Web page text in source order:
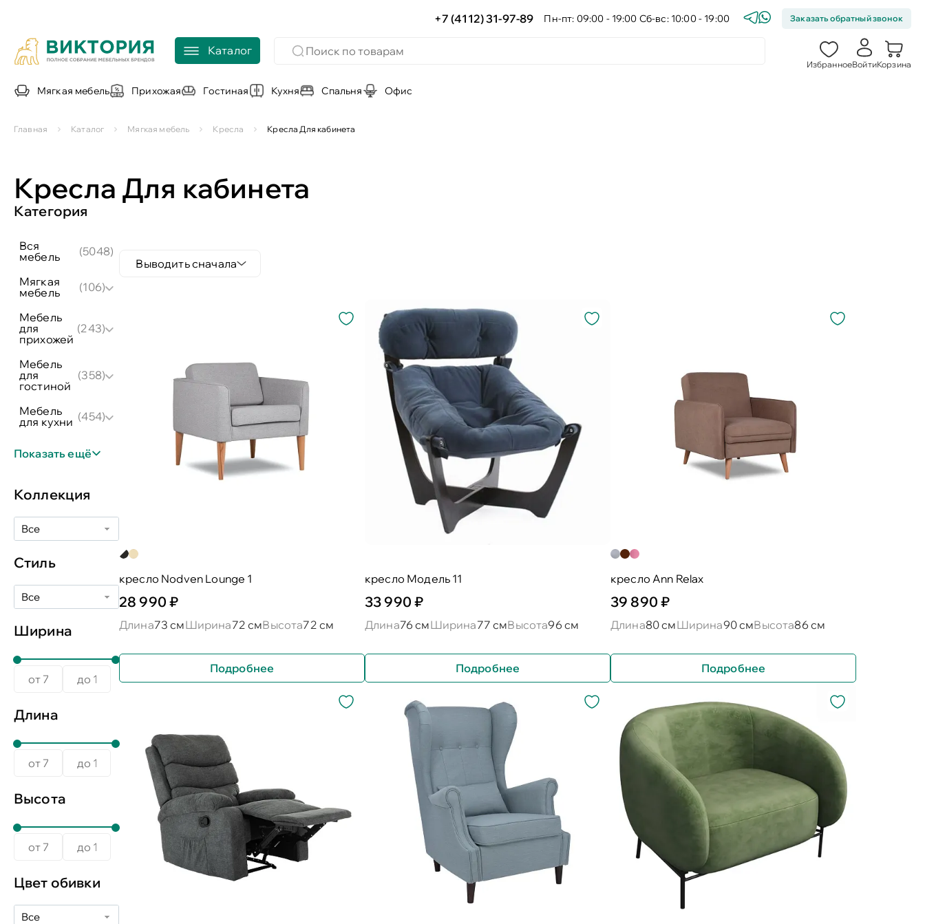
+7 (4112) 31-97-89 Пн-пт: 09:00 - 19:00 Сб-вс: 10:00 - 19:00 Заказать обратный звонок
Каталог
ИзбранноеВойтиКорзина
Мягкая мебель Прихожая Гостиная Кухня Спальня Офис
Главная Каталог Мягкая мебель Кресла Кресла Для кабинета
Кресла Для кабинета
Категория
вся
мебель
(5048)
мягкая
мебель
(106)
мебель
для
прихожей
(243)
мебель
для
гостиной
(358)
мебель
для кухни (454)
Показать ещё
Коллекция
Все
Стиль
Все
Ширина
Длина
Высота
Цвет обивки
Все
Выводить сначала
кресло Nodven Lounge 1
28 990 ₽
Длина73 смШирина72 смВысота72 см
Подробнее
кресло Модель 11
33 990 ₽
Длина76 смШирина77 смВысота96 см
Подробнее
кресло Ann Relax
39 890 ₽
Длина80 смШирина90 смВысота86 см
Подробнее